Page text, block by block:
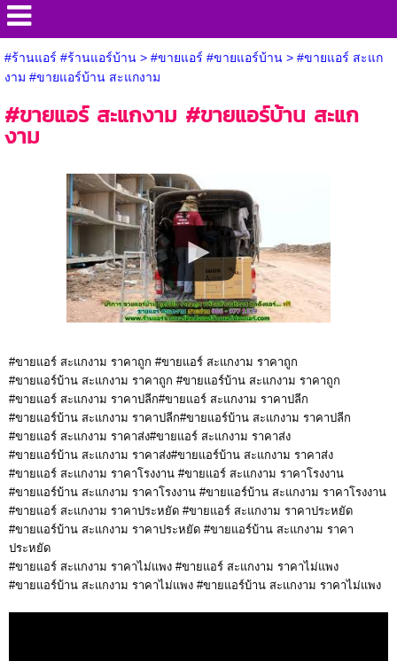
#ร้านแอร์ #ร้านแอร์บ้าน> #ขายแอร์ #ขายแอร์บ้าน> #ขายแอร์ สะแก
งาม #ขายแอร์บ้าน สะแกงาม
#ขายแอร์ สะแกงาม #ขายแอร์บ้าน สะแก
งาม
#ขายแอร์ สะแกงาม ราคาถูก #ขายแอร์ สะแกงาม ราคาถูก
#ขายแอร์บ้าน สะแกงาม ราคาถูก #ขายแอร์บ้าน สะแกงาม ราคาถูก
#ขายแอร์ สะแกงาม ราคาปลีก#ขายแอร์ สะแกงาม ราคาปลีก
#ขายแอร์บ้าน สะแกงาม ราคาปลีก#ขายแอร์บ้าน สะแกงาม ราคาปลีก
#ขายแอร์ สะแกงาม ราคาส่ง#ขายแอร์ สะแกงาม ราคาส่ง
#ขายแอร์บ้าน สะแกงาม ราคาส่ง#ขายแอร์บ้าน สะแกงาม ราคาส่ง
#ขายแอร์ สะแกงาม ราคาโรงงาน #ขายแอร์ สะแกงาม ราคาโรงงาน
#ขายแอร์บ้าน สะแกงาม ราคาโรงงาน #ขายแอร์บ้าน สะแกงาม ราคาโรงงาน
#ขายแอร์ สะแกงาม ราคาประหยัด #ขายแอร์ สะแกงาม ราคาประหยัด
#ขายแอร์บ้าน สะแกงาม ราคาประหยัด #ขายแอร์บ้าน สะแกงาม ราคา
ประหยัด
#ขายแอร์ สะแกงาม ราคาไม่แพง #ขายแอร์ สะแกงาม ราคาไม่แพง
#ขายแอร์บ้าน สะแกงาม ราคาไม่แพง #ขายแอร์บ้าน สะแกงาม ราคาไม่แพง